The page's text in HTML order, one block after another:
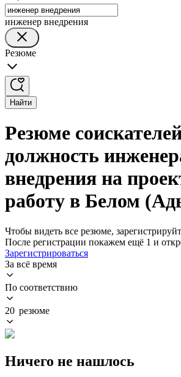
инженер внедрения
Резюме
Найти
Резюме
должность
внедрения на
работу в Белом
Чтобы видеть все резюме,
После регистрации покажем ещё 1 и
Зарегистрироваться
За всё время
По соответствию
20 резюме
Ничего не нашлось